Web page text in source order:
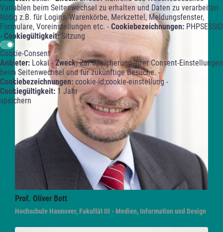
Variablen beim Seitenwechsel zu erhalten und Daten zu verarbeiten.
Nötig z.B. für Logins, Warenkörbe, Merkzettel, Meldungsfenster,
Formulare, Voreinstellungen etc. - Cookiebezeichnungen: PHPSESSID
- Cookiegültigkeit:Sitzung
Cookie-Consent
Anbieter: Lokal -Zweck:Zur Speicherung Ihrer Consent-Einstellungen
beim Seitenwechsel und für zukünftige Besuche. -
Cookiebezeichnungen: cookie-id;cookie-einstellung -
Cookiegültigkeit: 1 Jahr
speichern
Prof. Oliver Bott
Hochschule Hannover, Fakultät III - Medien, Information und Design